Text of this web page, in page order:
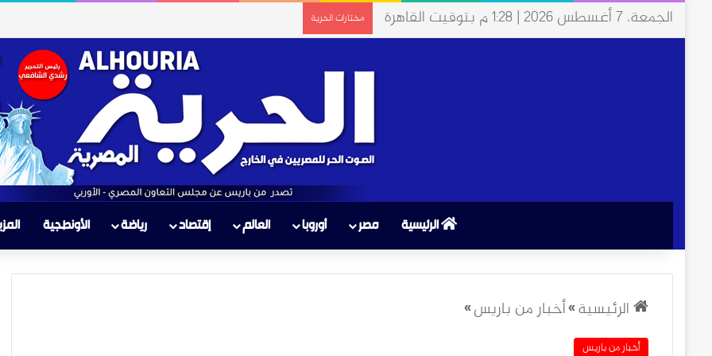
الجمعة، 7 أغسطس 2026 | 1:28 م بتوقيت القاهرة مختارات الحرية
الرئيسية مصر أوروبا العالم إقتصاد رياضة الأونطجية
الرئيسية»أخبار من باريس»
أخبار من باريس